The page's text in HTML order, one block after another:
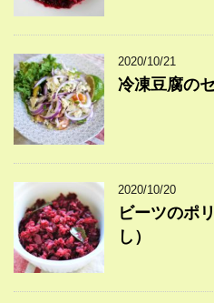
2020/10/21
冷凍豆腐の
2020/10/20
ビーツのポ
し）